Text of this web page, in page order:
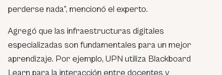
perderse nada”, mencionó el experto.
Agregó que las infraestructuras digitales
especializadas son fundamentales para un mejor
aprendizaje. Por ejemplo, UPN utiliza Blackboard
Learn para la interacción entre docentes y